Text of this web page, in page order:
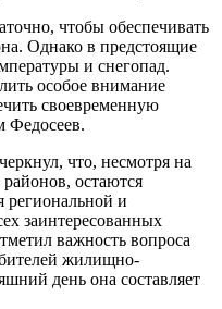
чтобы обеспечивать
Однако в предстоящие
и снегопад.
особое внимание
своевременную
Федосеев.
что, несмотря на
остаются
региональной и
заинтересованных
важность вопроса
жилищно-
день она составляет